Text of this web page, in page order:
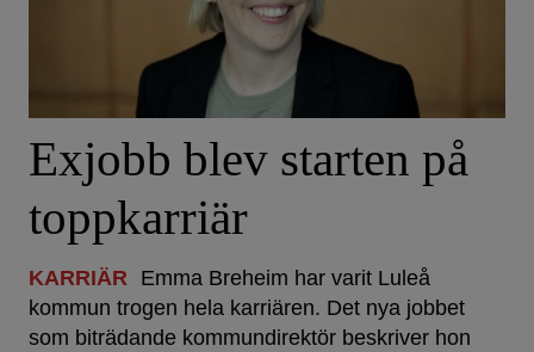
Exjobb blev starten på
toppkarriär
KARRIÄR Emma Breheim har varit Luleå
kommun trogen hela karriären. Det nya jobbet
som biträdande kommundirektör beskriver hon